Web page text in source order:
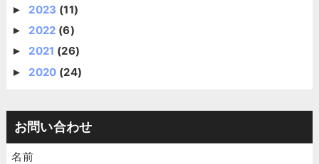
► 2023 (11)
► 2022 (6)
► 2021 (26)
► 2020 (24)
お問い合わせ
名前